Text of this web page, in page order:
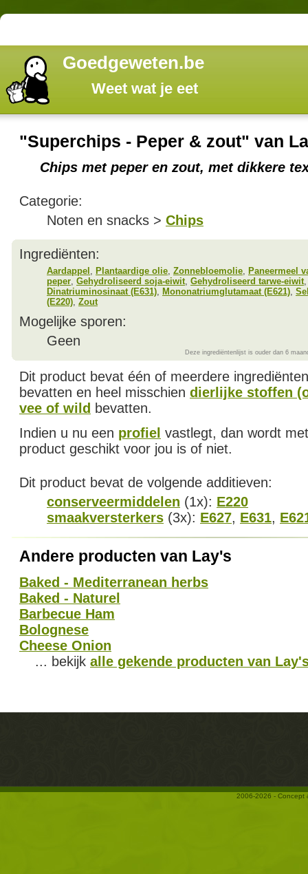
Goedgeweten.be
Weet wat je eet
"Superchips - Peper & zout" van
Chips met peper en zout, met dikkere
Categorie:
Noten en snacks > Chips
Ingrediënten:
Aardappel Plantaardige olie Zonnebloemolie Paneermeel
peper Gehydroliseerd soja-eiwit Gehydroliseerd tarwe-eiwit
Dinatriuminosinaat (E631) Mononatriumglutamaat (E621)
(E220) Zout
Mogelijke sporen:
Geen
Deze ingrediëntenlijst is ouder dan 6
Dit product bevat één of meerdere
bevatten en heel misschien dierlijke stoffen
vee of wild bevatten.
Indien u nu een profiel vastlegt, dan wordt
product geschikt voor jou is of niet.
Dit product bevat de volgende additieven:
conserveermiddelen (1x): E220
smaakversterkers (3x): E627, E631,
Andere producten van Lay's
Baked - Mediterranean herbs
Baked - Naturel
Barbecue Ham
Bolognese
Cheese Onion
... bekijk alle gekende producten van
2006-2026 - Concept